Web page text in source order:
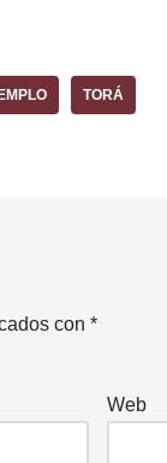
TORÁ
con *
Web